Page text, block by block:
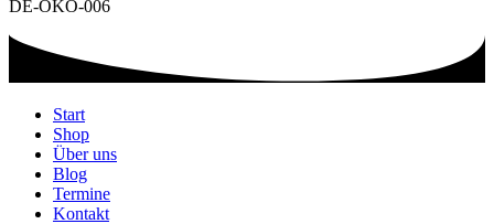
DE-ÖKO-006
Start
Shop
Über uns
Blog
Termine
Kontakt